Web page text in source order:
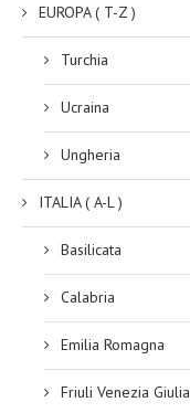
EUROPA ( T-Z )
Turchia
Ucraina
Ungheria
ITALIA ( A-L )
Basilicata
Calabria
Emilia Romagna
Friuli Venezia Giulia